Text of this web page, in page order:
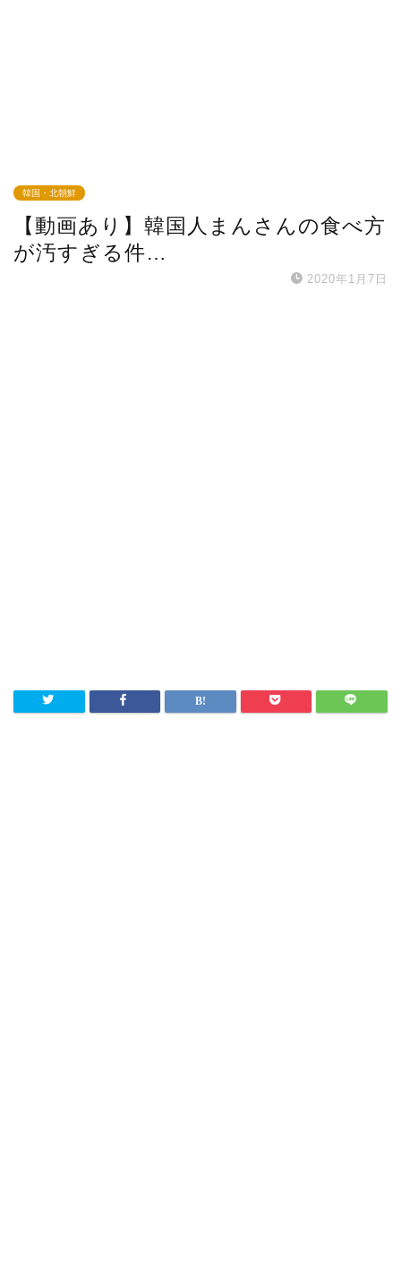
韓国・北朝鮮
【動画あり】韓国人まんさんの食べ方
が汚すぎる件…
2020年1月7日